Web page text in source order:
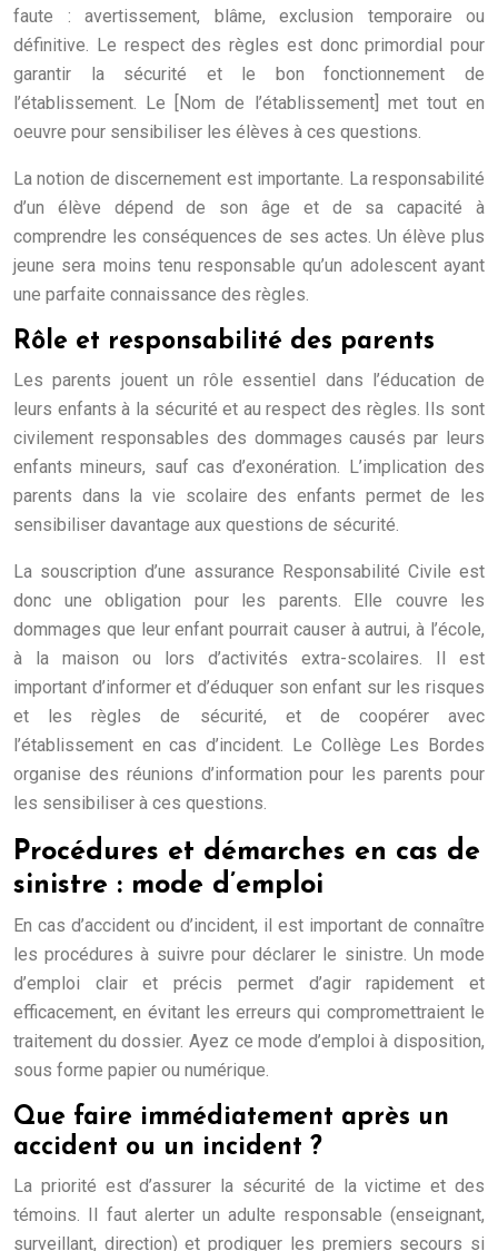
faute : avertissement, blâme, exclusion temporaire ou
définitive. Le respect des règles est donc primordial pour
garantir la sécurité et le bon fonctionnement de
l’établissement. Le [Nom de l’établissement] met tout en
oeuvre pour sensibiliser les élèves à ces questions.
La notion de discernement est importante. La responsabilité
d’un élève dépend de son âge et de sa capacité à
comprendre les conséquences de ses actes. Un élève plus
jeune sera moins tenu responsable qu’un adolescent ayant
une parfaite connaissance des règles.
Rôle et responsabilité des parents
Les parents jouent un rôle essentiel dans l’éducation de
leurs enfants à la sécurité et au respect des règles. Ils sont
civilement responsables des dommages causés par leurs
enfants mineurs, sauf cas d’exonération. L’implication des
parents dans la vie scolaire des enfants permet de les
sensibiliser davantage aux questions de sécurité.
La souscription d’une assurance Responsabilité Civile est
donc une obligation pour les parents. Elle couvre les
dommages que leur enfant pourrait causer à autrui, à l’école,
à la maison ou lors d’activités extra-scolaires. Il est
important d’informer et d’éduquer son enfant sur les risques
et les règles de sécurité, et de coopérer avec
l’établissement en cas d’incident. Le Collège Les Bordes
organise des réunions d’information pour les parents pour
les sensibiliser à ces questions.
Procédures et démarches en cas de
sinistre : mode d’emploi
En cas d’accident ou d’incident, il est important de connaître
les procédures à suivre pour déclarer le sinistre. Un mode
d’emploi clair et précis permet d’agir rapidement et
efficacement, en évitant les erreurs qui compromettraient le
traitement du dossier. Ayez ce mode d’emploi à disposition,
sous forme papier ou numérique.
Que faire immédiatement après un
accident ou un incident ?
La priorité est d’assurer la sécurité de la victime et des
témoins. Il faut alerter un adulte responsable (enseignant,
surveillant, direction) et prodiguer les premiers secours si